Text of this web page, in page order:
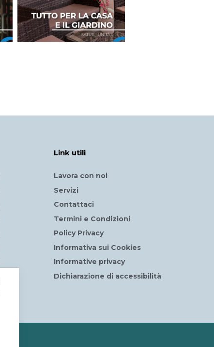
Link utili
Lavora con noi
Servizi
Contattaci
Termini e Condizioni
Policy Privacy
Informativa sui Cookies
Informative privacy
Dichiarazione di accessibilità